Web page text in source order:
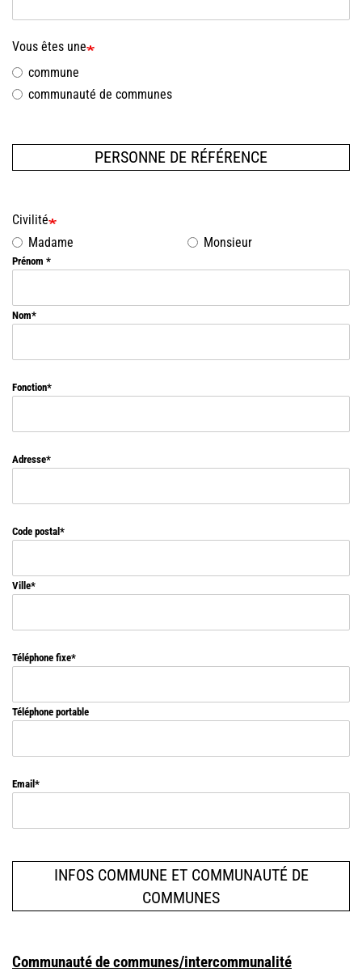
Vous êtes une
commune
communauté de communes
PERSONNE DE RÉFÉRENCE
Civilité
Madame
Monsieur
Prénom
Nom
Fonction
Adresse
Code postal
Ville
Téléphone fixe
Téléphone portable
Email
INFOS COMMUNE ET COMMUNAUTÉ DE
COMMUNES
Communauté de communes/intercommunalité